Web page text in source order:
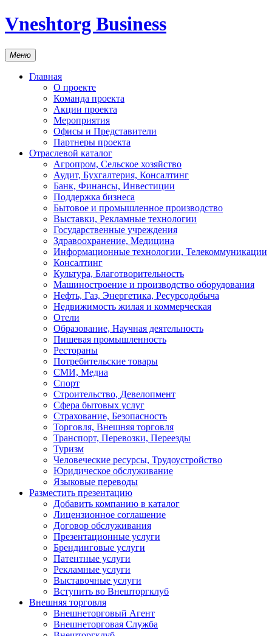
Vneshtorg Business
Меню
Главная
О проекте
Команда проекта
Акции проекта
Мероприятия
Офисы и Представители
Партнеры проекта
Отраслевой каталог
Агропром, Сельское хозяйство
Аудит, Бухгалтерия, Консалтинг
Банк, Финансы, Инвестиции
Поддержка бизнеса
Бытовое и промышленное производство
Выставки, Рекламные технологии
Государственные учреждения
Здравоохранение, Медицина
Информационные технологии, Телекоммуникации
Консалтинг
Культура, Благотворительность
Машиностроение и производство оборудования
Нефть, Газ, Энергетика, Ресурсодобыча
Недвижимость жилая и коммерческая
Отели
Образование, Научная деятельность
Пишевая промышленность
Рестораны
Потребительские товары
СМИ, Медиа
Спорт
Строительство, Девелопмент
Сфера бытовых услуг
Страхование, Безопасность
Торговля, Внешняя торговля
Транспорт, Перевозки, Переезды
Туризм
Человеческие ресурсы, Трудоустройство
Юридическое обслуживание
Языковые переводы
Разместить презентацию
Добавить компанию в каталог
Лицензионное соглашение
Договор обслуживания
Презентационные услуги
Брендинговые услуги
Патентные услуги
Рекламные услуги
Выставочные услуги
Вступить во Внешторгклуб
Внешняя торговля
Внешнеторговый Агент
Внешнеторговая Служба